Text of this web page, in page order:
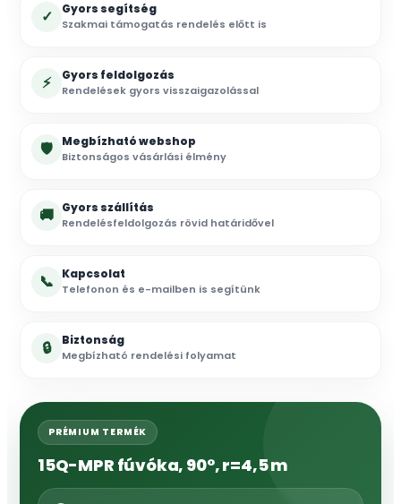
✓ Gyors segítség
Szakmai támogatás rendelés előtt is
⚡ Gyors feldolgozás
Rendelések gyors visszaigazolással
🛡 Megbízható webshop
Biztonságos vásárlási élmény
🚚 Gyors szállítás
Rendelésfeldolgozás rövid határidővel
📞 Kapcsolat
Telefonon és e-mailben is segítünk
🔒 Biztonság
Megbízható rendelési folyamat
PRÉMIUM TERMÉK
15Q-MPR fúvóka, 90°, r=4,5 m